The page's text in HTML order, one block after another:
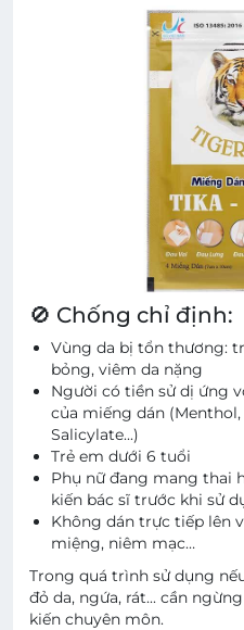
🚫 Chống chỉ định:
Vùng da bị tổn thương:
bỏng, viêm da nặng
Người có tiền sử dị ứng
của miếng dán
Salicylate...)
Trẻ em dưới 6 tuổi
Phụ nữ đang mang thai
kiến bác sĩ trước khi sử
Không dán trực tiếp lên
miệng, niêm mạc…
Trong quá trình sử dụng
đỏ da, ngứa, rát... cần
kiến chuyên môn.